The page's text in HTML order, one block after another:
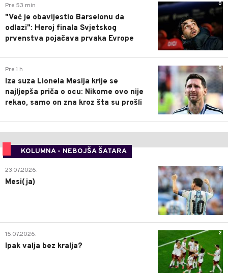
0
Pre 53 min
"Već je obavijestio Barselonu da
odlazi": Heroj finala Svjetskog
prvenstva pojačava prvaka Evrope
0
Pre 1 h
Iza suza Lionela Mesija krije se
najljepša priča o ocu: Nikome ovo nije
rekao, samo on zna kroz šta su prošli
KOLUMNA - NEBOJŠA ŠATARA
0
23.07.2026.
Mesi(ja)
2
15.07.2026.
Ipak valja bez kralja?